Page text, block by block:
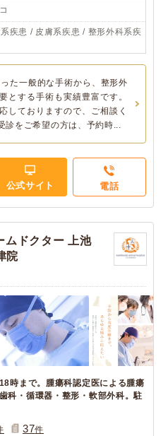
疾患 / 皮膚系疾患 / 整形外科系疾
た一般的な手術から、整形外
とする手術も実績豊富です。
しておりますので、ご相談く
診をご希望の方は、予約時...
公式サイト 電話
ムドクター 上池
院
時まで。腫瘍科認定医による腫瘍
科・循環器・整形・軟部外科。駐
37件